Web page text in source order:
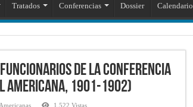
Tratados Conferencias Dossier Calendario
de la Conferencia
1901-1902)
1,522 Vistas